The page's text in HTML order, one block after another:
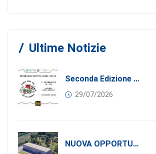
Ultime Notizie
Seconda Edizione Di MANGIA. DONA. AMA: Quando La Gastronomia Incontra La Solidarietà, 11 Settembre 2026
29/07/2026
NUOVA OPPORTUNITÀ DI BUSINESS PER I SOCI DI CONFINDUSTRIA SERBIA: Affitasi Un Moderno Capannone Industriale A Pančevo – 1.200 M² Nella Zona Industriale